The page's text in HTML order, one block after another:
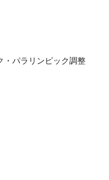
・パラリンピック調整